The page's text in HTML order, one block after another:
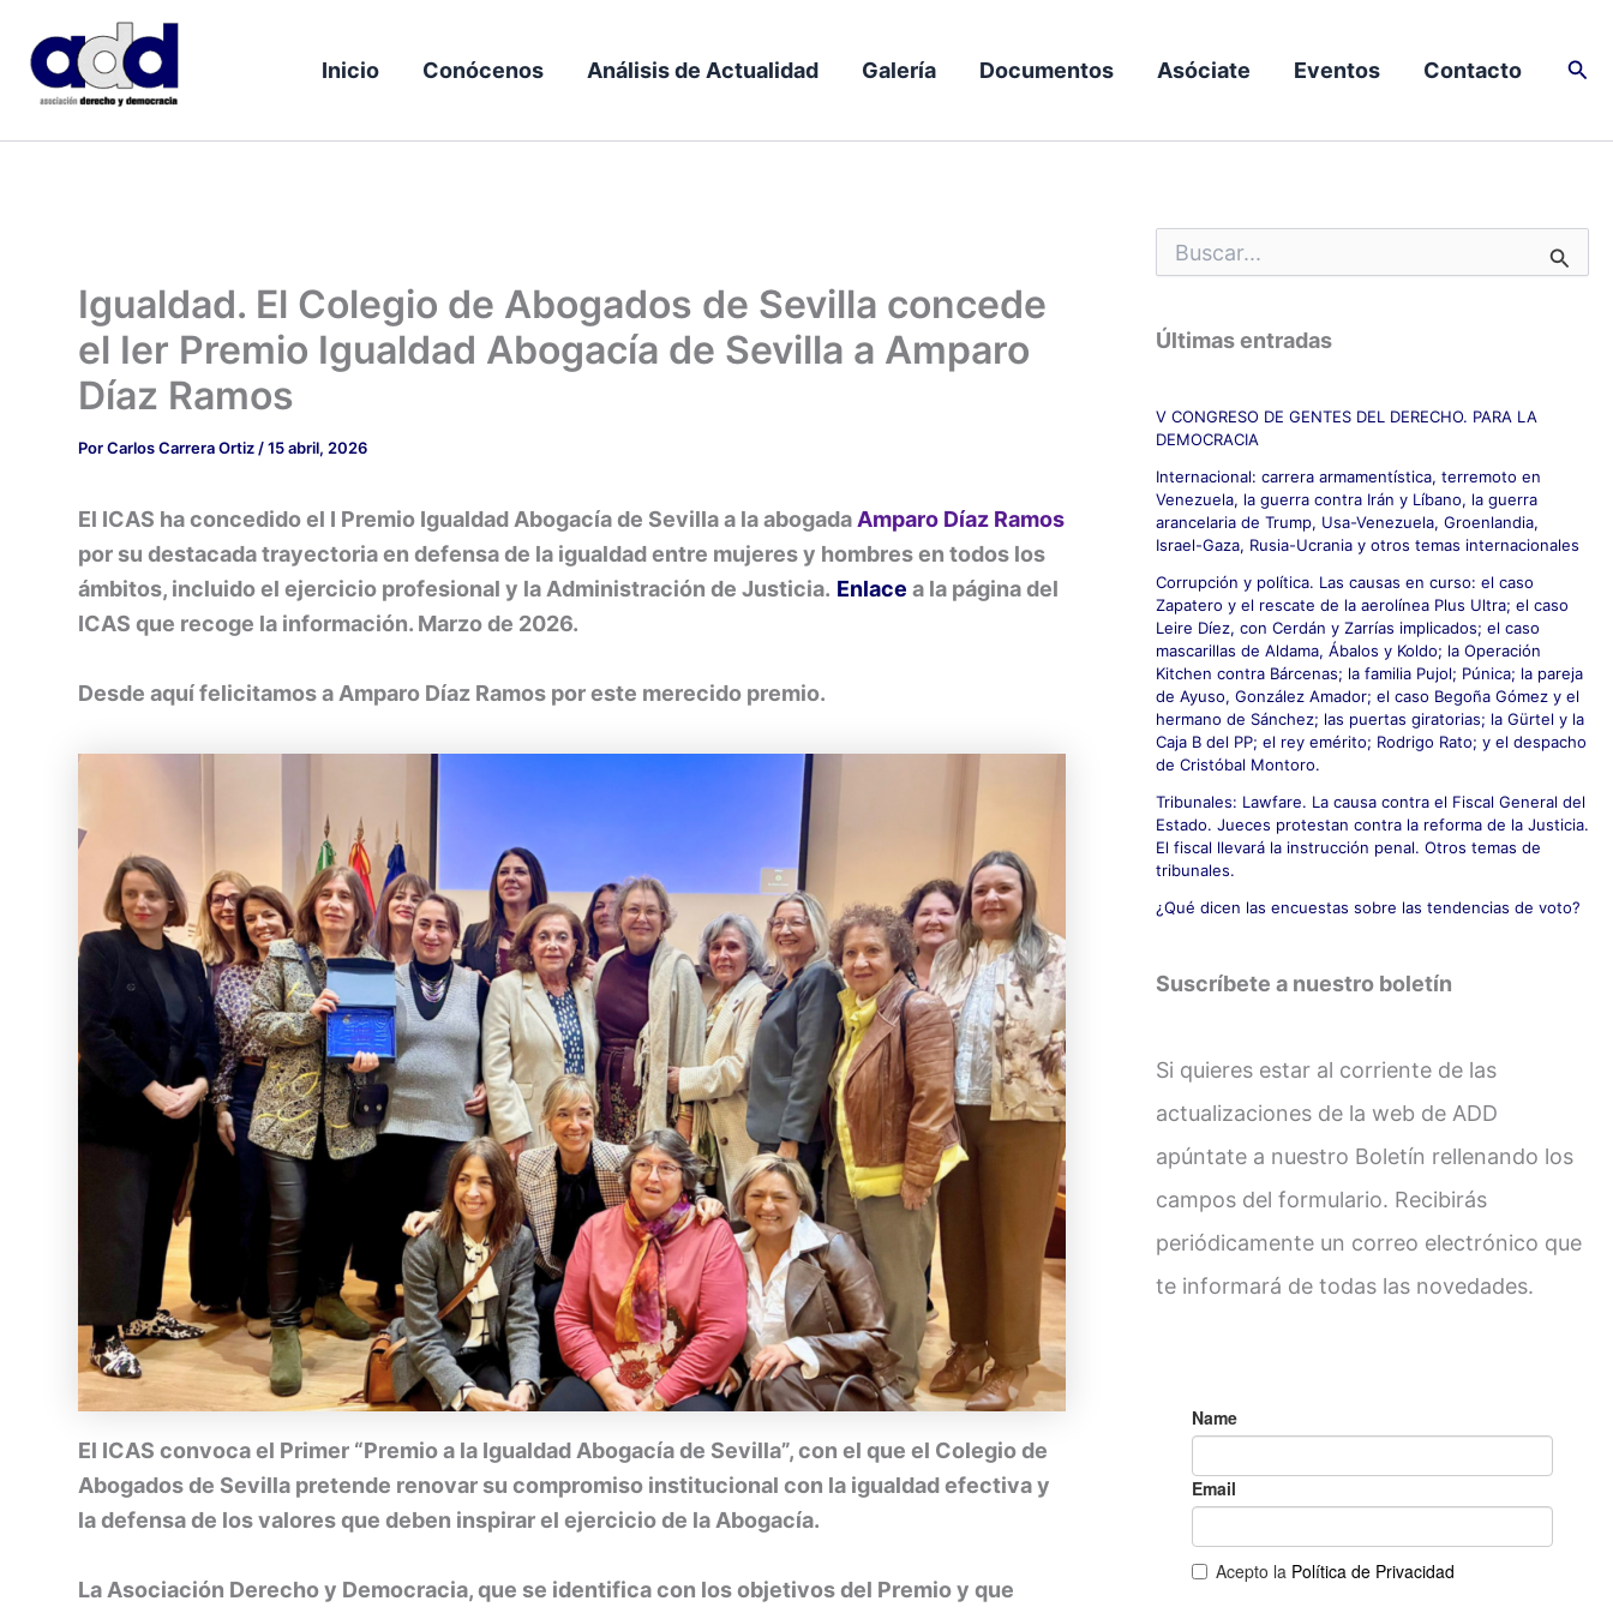
contenido
Inicio Conócenos Análisis de Actualidad Galería Documentos Asóciate Eventos Contacto
Igualdad. El Colegio de Abogados de Sevilla concede
el Ier Premio Igualdad Abogacía de Sevilla a Amparo
Díaz Ramos
PorCarlos Carrera Ortiz /15 abril, 2026
El ICAS ha concedido el I Premio Igualdad Abogacía de Sevilla a la abogada Amparo Díaz Ramos
por su destacada trayectoria en defensa de la igualdad entre mujeres y hombres en todos los
ámbitos, incluido el ejercicio profesional y la Administración de Justicia. Enlace a la página del
ICAS que recoge la información. Marzo de 2026.
Desde aquí felicitamos a Amparo Díaz Ramos por este merecido premio.
El ICAS convoca el Primer “Premio a la Igualdad Abogacía de Sevilla”, con el que el Colegio de
Abogados de Sevilla pretende renovar su compromiso institucional con la igualdad efectiva y
la defensa de los valores que deben inspirar el ejercicio de la Abogacía.
La Asociación Derecho y Democracia, que se identifica con los objetivos del Premio y que
u
c
a
o
r
:
Últimas entradas
V CONGRESO DE GENTES DEL DERECHO. PARA LA
DEMOCRACIA
Internacional: carrera armamentística, terremoto en
Venezuela, la guerra contra Irán y Líbano, la guerra
arancelaria de Trump, Usa-Venezuela, Groenlandia,
Israel-Gaza, Rusia-Ucrania y otros temas internacionales
Corrupción y política. Las causas en curso: el caso
Zapatero y el rescate de la aerolínea Plus Ultra; el caso
Leire Díez, con Cerdán y Zarrías implicados; el caso
mascarillas de Aldama, Ábalos y Koldo; la Operación
Kitchen contra Bárcenas; la familia Pujol; Púnica; la pareja
de Ayuso, González Amador; el caso Begoña Gómez y el
hermano de Sánchez; las puertas giratorias; la Gürtel y la
Caja B del PP; el rey emérito; Rodrigo Rato; y el despacho
de Cristóbal Montoro.
Tribunales: Lawfare. La causa contra el Fiscal General del
Estado. Jueces protestan contra la reforma de la Justicia.
El fiscal llevará la instrucción penal. Otros temas de
tribunales.
¿Qué dicen las encuestas sobre las tendencias de voto?
Suscríbete a nuestro boletín
Si quieres estar al corriente de las
actualizaciones de la web de ADD
apúntate a nuestro Boletín rellenando los
campos del formulario. Recibirás
periódicamente un correo electrónico que
te informará de todas las novedades.